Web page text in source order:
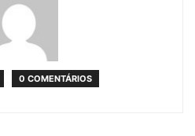
0 COMENTÁRIOS